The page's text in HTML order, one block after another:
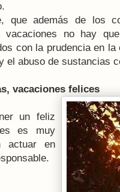
que además de los
vacaciones no hay
con la prudencia en
el abuso de sustancias
vacaciones felices
un feliz
es muy
actuar en